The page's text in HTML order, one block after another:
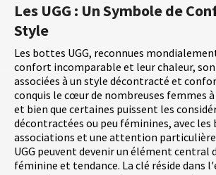
Les UGG : Un Symbole de
Style
Les bottes UGG, reconnues
confort incomparable et leur chaleur,
associées à un style décontracté et
conquis le cœur de nombreuses femmes
et bien que certaines puissent les
décontractées ou peu féminines, avec les
associations et une attention particulière
UGG peuvent devenir un élément central
féminine et tendance. La clé réside dans